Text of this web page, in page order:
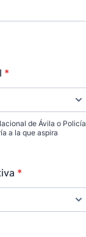
*
de Ávila o Policía
a la que aspira
*